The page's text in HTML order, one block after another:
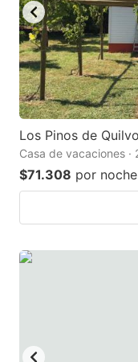
Los Pinos de Quilvo
Casa de vacaciones ·
$71.308 por noche